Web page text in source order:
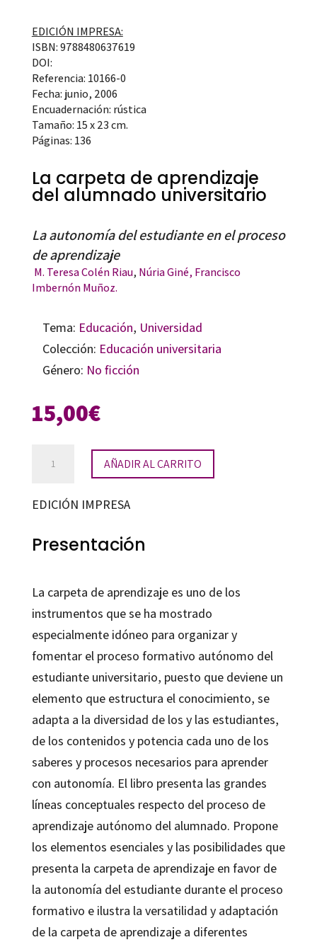
EDICIÓN IMPRESA:
ISBN: 9788480637619
DOI:
Referencia: 10166-0
Fecha: junio, 2006
Encuadernación: rústica
Tamaño: 15 x 23 cm.
Páginas: 136
La carpeta de aprendizaje
del alumnado universitario
La autonomía del estudiante en el proceso
de aprendizaje
M. Teresa Colén Riau, Núria Giné, Francisco
Imbernón Muñoz.
Tema: Educación, Universidad
Colección: Educación universitaria
Género: No ficción
15,00€
de
del
cantidad
AÑADIR AL CARRITO
EDICIÓN IMPRESA
Presentación
La carpeta de aprendizaje es uno de los
instrumentos que se ha mostrado
especialmente idóneo para organizar y
fomentar el proceso formativo autónomo del
estudiante universitario, puesto que deviene un
elemento que estructura el conocimiento, se
adapta a la diversidad de los y las estudiantes,
de los contenidos y potencia cada uno de los
saberes y procesos necesarios para aprender
con autonomía. El libro presenta las grandes
líneas conceptuales respecto del proceso de
aprendizaje autónomo del alumnado. Propone
los elementos esenciales y las posibilidades que
presenta la carpeta de aprendizaje en favor de
la autonomía del estudiante durante el proceso
formativo e ilustra la versatilidad y adaptación
de la carpeta de aprendizaje a diferentes